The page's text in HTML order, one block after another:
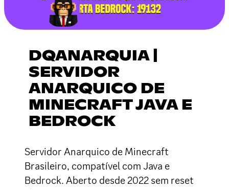
DQANARQUIA |
SERVIDOR
ANARQUICO DE
MINECRAFT JAVA E
BEDROCK
Servidor Anarquico de Minecraft
Brasileiro, compatível com Java e
Bedrock. Aberto desde 2022 sem reset